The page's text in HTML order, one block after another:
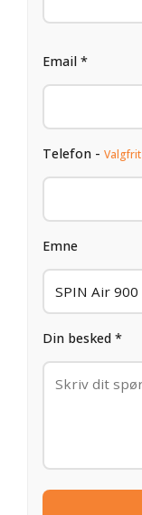
Email *
Telefon - Valgfrit
Emne
Din besked *